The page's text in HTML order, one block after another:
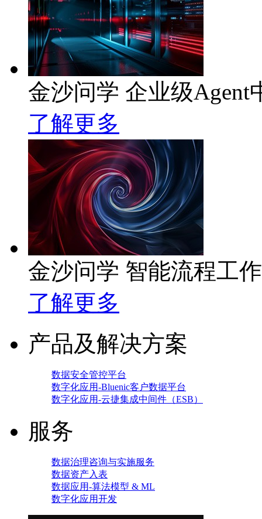
金沙问学 企业级Agent
了解更多
金沙问学 智能流程工
了解更多
产品及解决方案
数据安全管控平台
数字化应用-Bluenic客户数据平台
数字化应用-云捷集成中间件（ESB）
服务
数据治理咨询与实施服务
数据资产入表
数据应用-算法模型 & ML
数字化应用开发